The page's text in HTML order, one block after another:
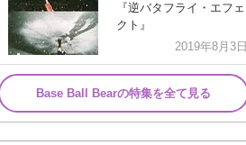
『逆バタフライ・エフェ
クト』
2019年8月3日
Base Ball Bearの特集を全て見る